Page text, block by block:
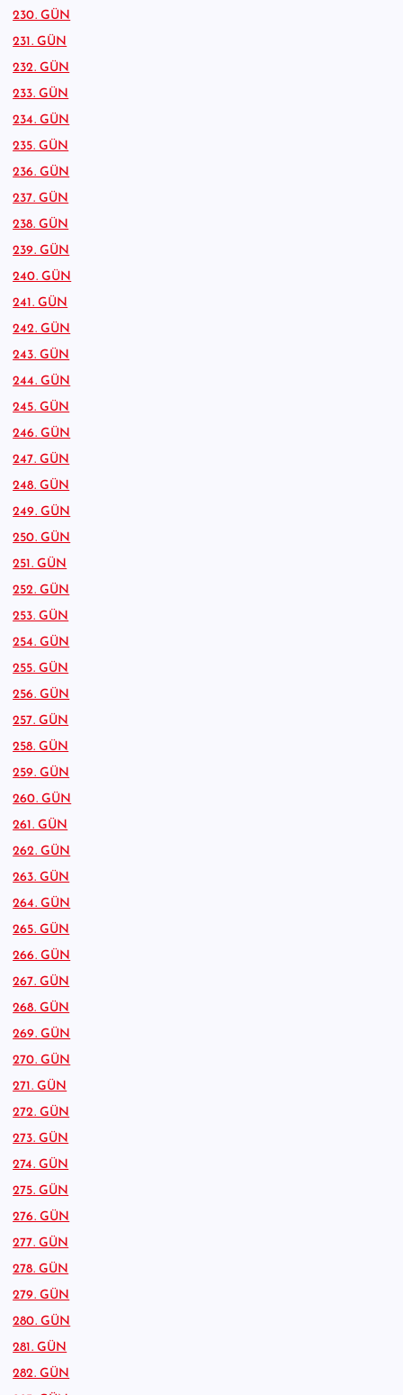
230. GÜN
231. GÜN
232. GÜN
233. GÜN
234. GÜN
235. GÜN
236. GÜN
237. GÜN
238. GÜN
239. GÜN
240. GÜN
241. GÜN
242. GÜN
243. GÜN
244. GÜN
245. GÜN
246. GÜN
247. GÜN
248. GÜN
249. GÜN
250. GÜN
251. GÜN
252. GÜN
253. GÜN
254. GÜN
255. GÜN
256. GÜN
257. GÜN
258. GÜN
259. GÜN
260. GÜN
261. GÜN
262. GÜN
263. GÜN
264. GÜN
265. GÜN
266. GÜN
267. GÜN
268. GÜN
269. GÜN
270. GÜN
271. GÜN
272. GÜN
273. GÜN
274. GÜN
275. GÜN
276. GÜN
277. GÜN
278. GÜN
279. GÜN
280. GÜN
281. GÜN
282. GÜN